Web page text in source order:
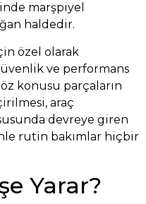
marşpiyel
haldedir.
özel olarak
ve performans
konusu parçaların
araç
devreye giren
rutin bakımlar hiçbir
Yarar?